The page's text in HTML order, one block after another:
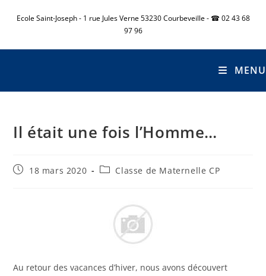
Ecole Saint-Joseph - 1 rue Jules Verne 53230 Courbeveille - ☎ 02 43 68
97 96
MENU
Il était une fois l’Homme…
18 mars 2020 Classe de Maternelle CP
Au retour des vacances d’hiver, nous avons découvert